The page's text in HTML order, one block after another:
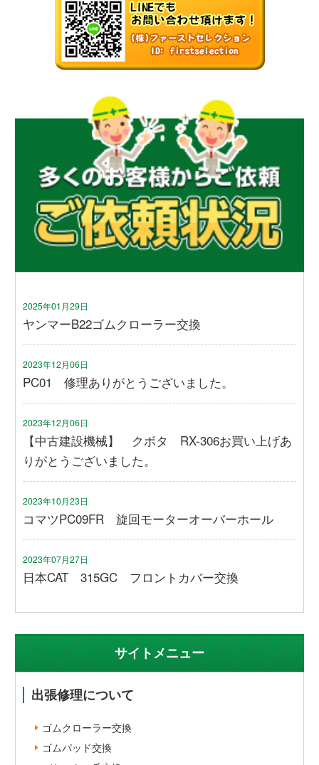
2025年01月29日
ヤンマーB22ゴムクローラー交換
2023年12月06日
PC01 修理ありがとうございました。
2023年12月06日
【中古建設機械】 クボタ RX-306お買い上げあ
りがとうございました。
2023年10月23日
コマツPC09FR 旋回モーターオーバーホール
2023年07月27日
日本CAT 315GC フロントカバー交換
サイトメニュー
出張修理について
ゴムクローラー交換
ゴムパッド交換